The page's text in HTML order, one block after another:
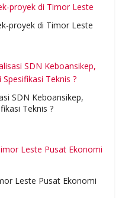
proyek di Timor Leste
SDN Keboansikep,
Teknis ?
Leste Pusat Ekonomi